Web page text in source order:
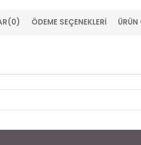
(0) ÖDEME SEÇENEKLERI ÜRÜN